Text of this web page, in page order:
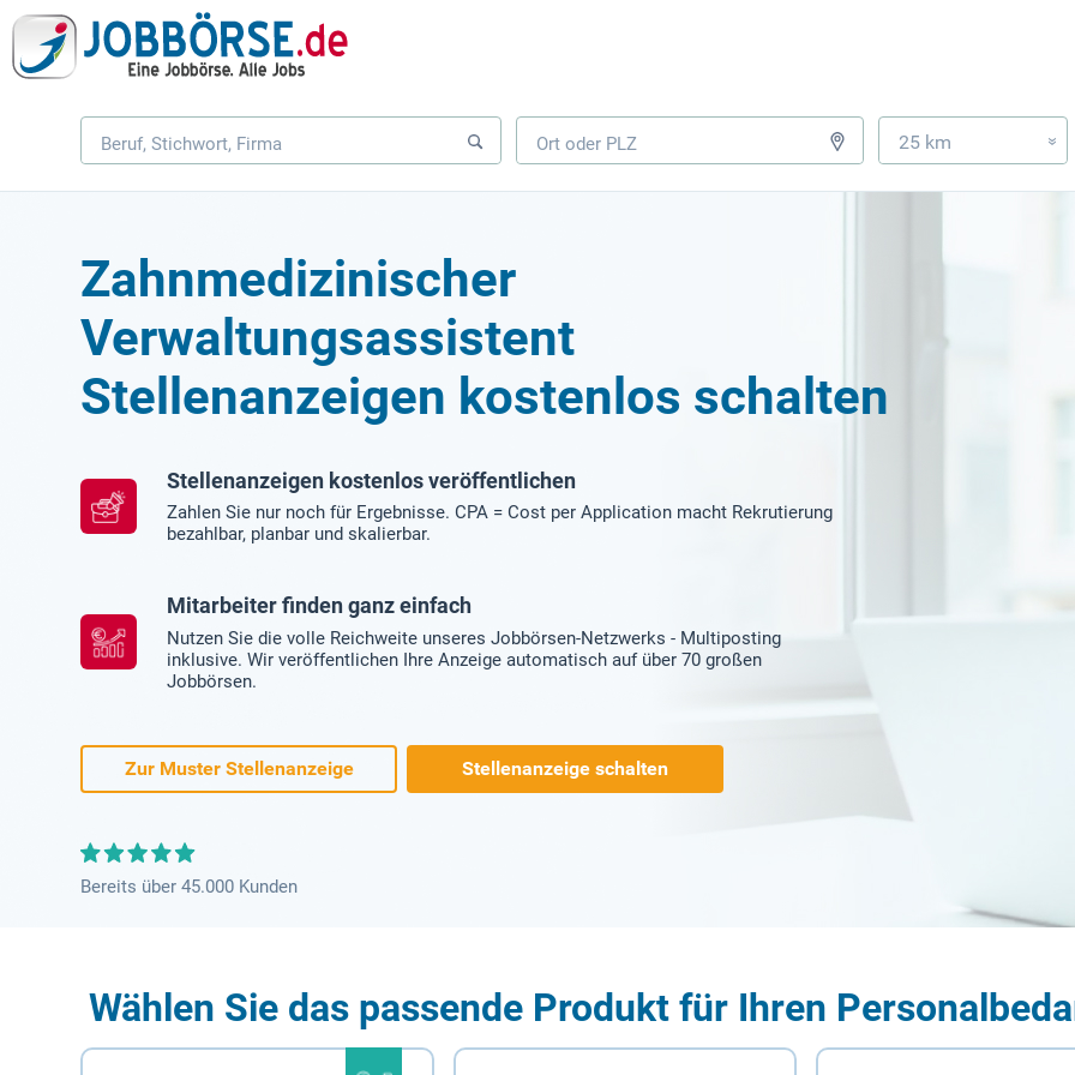
25 km »
Zahnmedizinischer
Verwaltungsassistent
Stellenanzeigen kostenlos schalten
Stellenanzeigen kostenlos veröffentlichen
Zahlen Sie nur noch für Ergebnisse. CPA = Cost per Application macht Rekrutierung
bezahlbar, planbar und skalierbar.
Mitarbeiter finden ganz einfach
Nutzen Sie die volle Reichweite unseres Jobbörsen-Netzwerks - Multiposting
inklusive. Wir veröffentlichen Ihre Anzeige automatisch auf über 70 großen
Jobbörsen.
Zur Muster Stellenanzeige Stellenanzeige schalten
Bereits über 45.000 Kunden
Wählen Sie das passende Produkt für Ihren